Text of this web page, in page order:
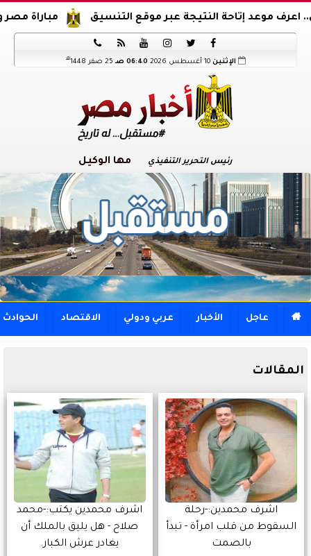
مباراة مصر إتاحة النتيجة عبر موقع التنسيق






الإثنين 06:40 صـ 25 صفر 1448 هـ
رئيس التحرير التنفيذي مها الوكيل
 عاجل الأخبار عربي ودولي الاقتصاد الحوادث
المقالات
اشرف محمدين:-رحلة
السقوط من قلب امرأة - تبدأ
بالصمت
اشرف محمدين يكتب:-محمد
صلاح - هل يليق بالملك أن
يغادر عرش الكبار.